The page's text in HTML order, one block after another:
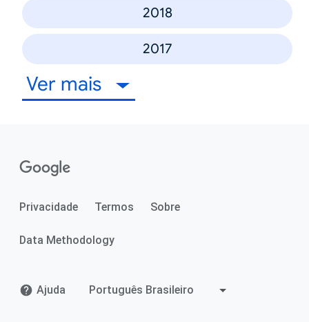
2018
2017
Ver mais
Privacidade Termos Sobre
Data Methodology
Ajuda